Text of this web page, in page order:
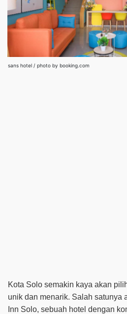
sans hotel / photo by booking.com
Kota Solo semakin kaya akan
unik dan menarik. Salah satunya
Inn Solo, sebuah hotel dengan